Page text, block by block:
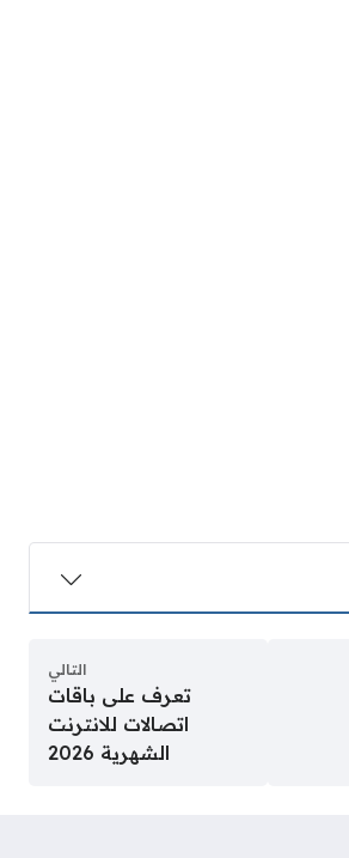
التالي
تعرف على باقات
اتصالات للانترنت
الشهرية 2026